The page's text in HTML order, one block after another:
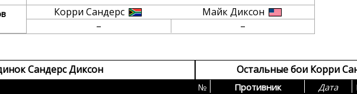
Корри Сандерс
Майк Диксон
–
–
Сандерс Диксон Остальные бои Корри
№ Противник Дата